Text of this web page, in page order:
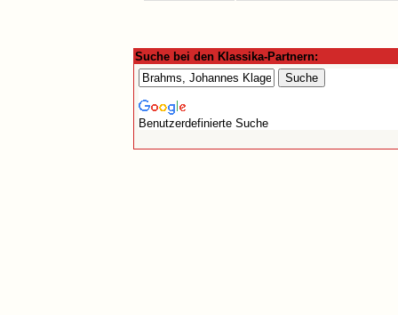
Suche bei den Klassika-Partnern:
Benutzerdefinierte Suche